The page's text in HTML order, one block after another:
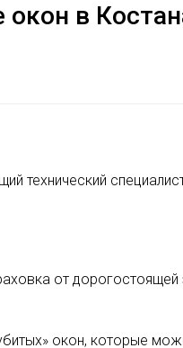
в
технический
от
окон, которые